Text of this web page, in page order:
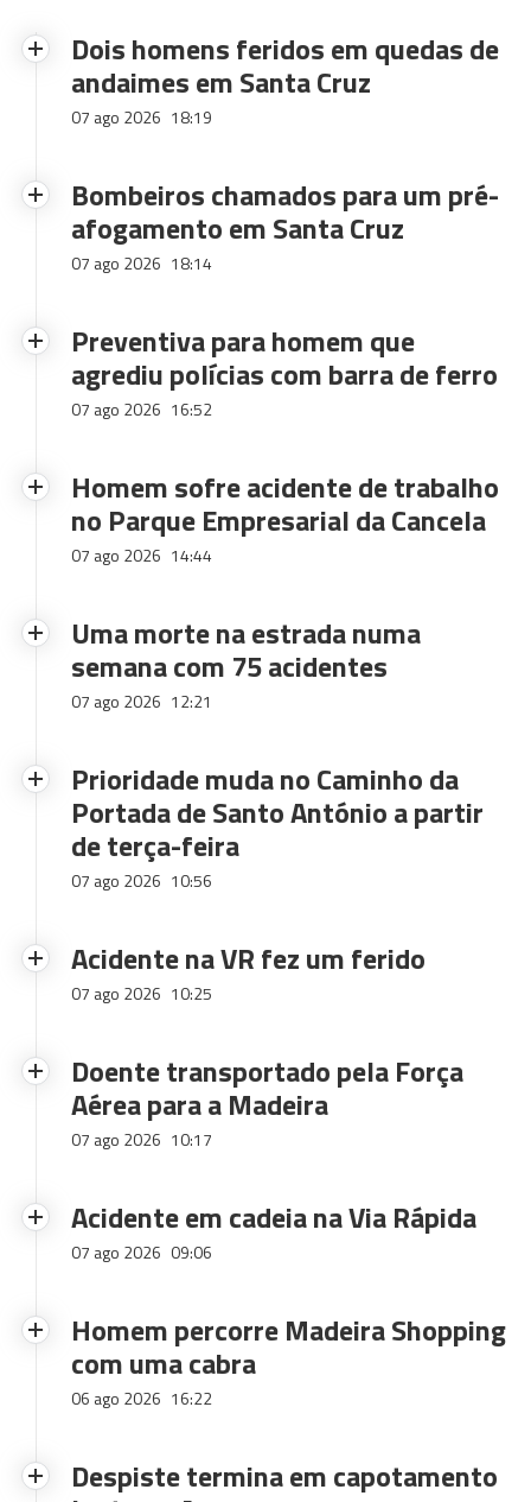
Dois homens feridos em quedas de
andaimes em Santa Cruz
07 ago 2026 18:19
Bombeiros chamados para um pré-
afogamento em Santa Cruz
07 ago 2026 18:14
Preventiva para homem que
agrediu polícias com barra de ferro
07 ago 2026 16:52
Homem sofre acidente de trabalho
no Parque Empresarial da Cancela
07 ago 2026 14:44
Uma morte na estrada numa
semana com 75 acidentes
07 ago 2026 12:21
Prioridade muda no Caminho da
Portada de Santo António a partir
de terça-feira
07 ago 2026 10:56
Acidente na VR fez um ferido
07 ago 2026 10:25
Doente transportado pela Força
Aérea para a Madeira
07 ago 2026 10:17
Acidente em cadeia na Via Rápida
07 ago 2026 09:06
Homem percorre Madeira Shopping
com uma cabra
06 ago 2026 16:22
Despiste termina em capotamento